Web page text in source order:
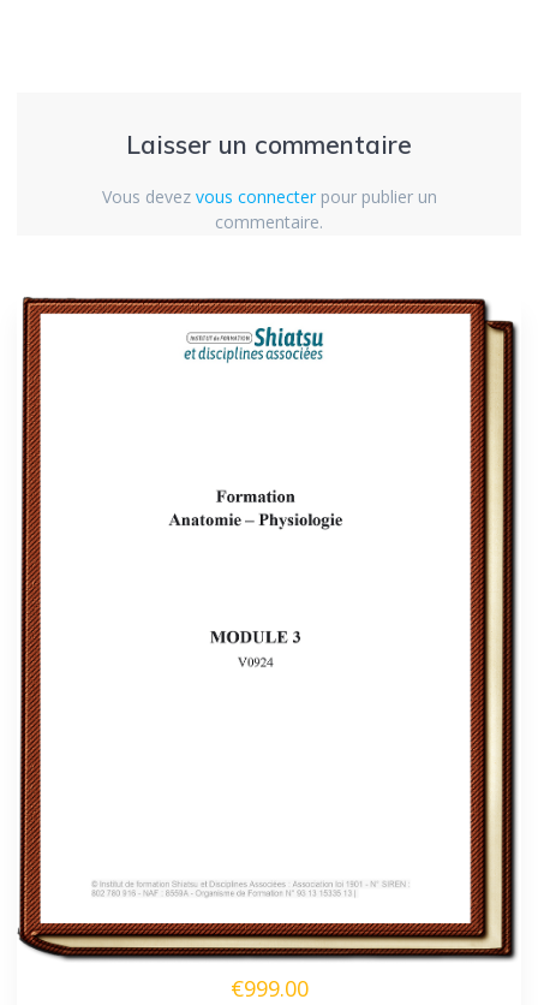
Laisser un commentaire
Vous devez vous connecterpour publier un
commentaire.
€999.00